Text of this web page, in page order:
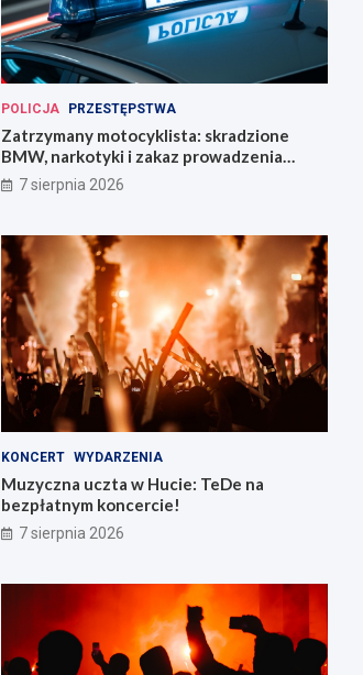
POLICJA PRZESTĘPSTWA
Zatrzymany motocyklista: skradzione
BMW, narkotyki i zakaz prowadzenia
pojazdów
7 sierpnia 2026
KONCERT WYDARZENIA
Muzyczna uczta w Hucie: TeDe na
bezpłatnym koncercie!
7 sierpnia 2026